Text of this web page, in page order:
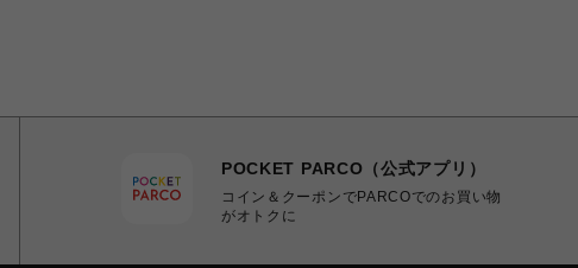
POCKET PARCO（公式アプリ）
コイン＆クーポンでPARCOでのお買い物
がオトクに